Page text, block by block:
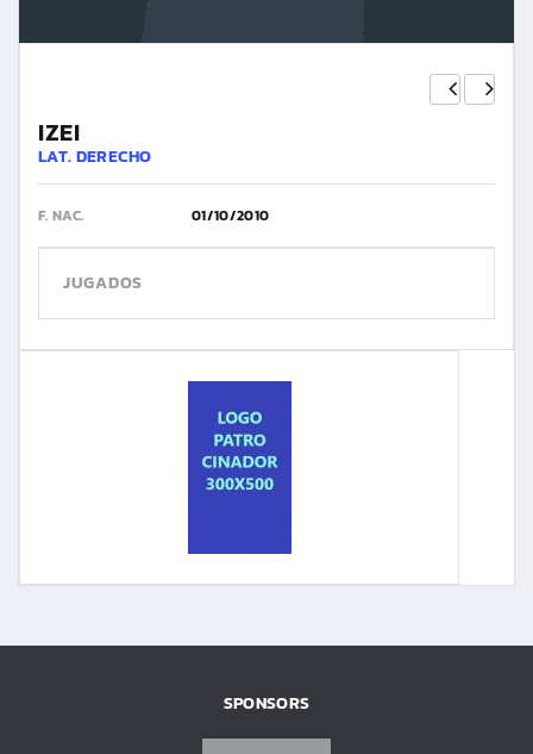
IZEI
LAT. DERECHO
F. NAC. 01/10/2010
JUGADOS
SPONSORS